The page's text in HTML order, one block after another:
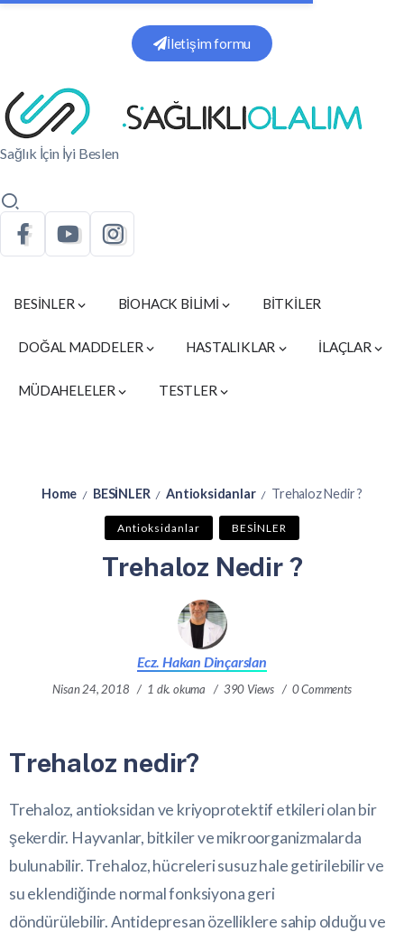
İletişim formu
Sağlık İçin İyi Beslen
BESİNLER BİOHACK BİLİMİ BİTKİLER
DOĞAL MADDELER HASTALIKLAR İLAÇLAR
MÜDAHELELER TESTLER
Home / BESİNLER / Antioksidanlar / Trehaloz Nedir ?
Antioksidanlar BESİNLER
Trehaloz Nedir ?
Ecz. Hakan Dinçarslan
Nisan 24, 2018 1 dk. okuma 390 Views 0 Comments
Trehaloz nedir?
Trehaloz, antioksidan ve kriyoprotektif etkileri olan bir
şekerdir. Hayvanlar, bitkiler ve mikroorganizmalarda
bulunabilir. Trehaloz, hücreleri susuz hale getirilebilir ve
su eklendiğinde normal fonksiyona geri
döndürülebilir. Antidepresan özelliklere sahip olduğu ve